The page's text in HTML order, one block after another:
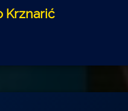
Krznarić